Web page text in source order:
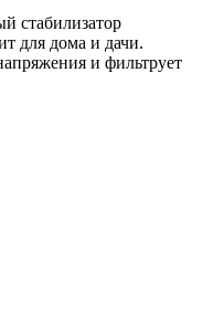
стабилизатор
для дома и дачи.
и фильтрует